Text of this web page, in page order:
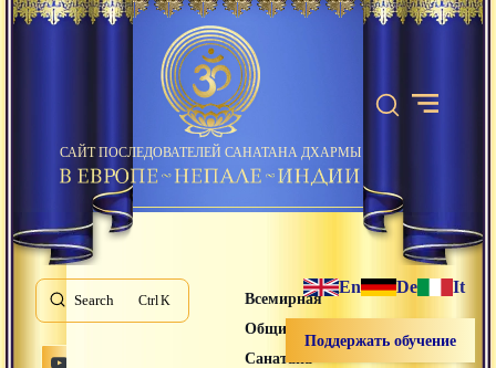
САЙТ ПОСЛЕДОВАТЕЛЕЙ САНАТАНА ДХАРМЫ
Search K
Всемирная
Община
Санатана
En De It
Поддержать обучение